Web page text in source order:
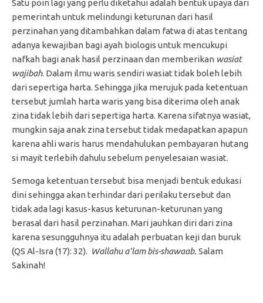
Satu poin lagi yang perlu diketahui adalah bentuk upaya dari
pemerintah untuk melindungi keturunan dari hasil
perzinahan yang ditambahkan dalam fatwa di atas tentang
adanya kewajiban bagi ayah biologis untuk mencukupi
nafkah bagi anak hasil perzinaan dan memberikan wasiat
wajibah. Dalam ilmu waris sendiri wasiat tidak boleh lebih
dari sepertiga harta. Sehingga jika merujuk pada ketentuan
tersebut jumlah harta waris yang bisa diterima oleh anak
zina tidak lebih dari sepertiga harta. Karena sifatnya wasiat,
mungkin saja anak zina tersebut tidak medapatkan apapun
karena ahli waris harus mendahulukan pembayaran hutang
si mayit terlebih dahulu sebelum penyelesaian wasiat.
Semoga ketentuan tersebut bisa menjadi bentuk edukasi
dini sehingga akan terhindar dari perilaku tersebut dan
tidak ada lagi kasus-kasus keturunan-keturunan yang
berasal dari hasil perzinahan. Mari jauhkan diri dari zina
karena sesungguhnya itu adalah perbuatan keji dan buruk
(QS Al-Isra (17): 32). Wallahu a’lam bis-shawaab. Salam
Sakinah!